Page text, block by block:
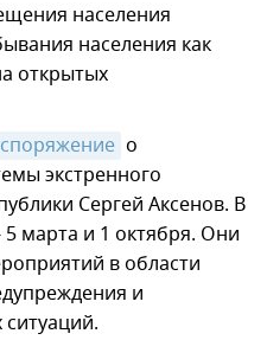
населения
населения как
открытых
о
экстренного
Сергей Аксенов. В
5 марта и 1 октября. Они
в области
и